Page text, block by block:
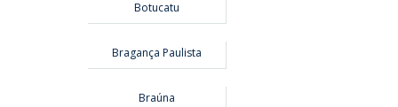
Botucatu
Bragança Paulista
Braúna